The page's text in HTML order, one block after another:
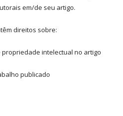
em/de seu artigo.
direitos sobre:
intelectual no artigo
publicado